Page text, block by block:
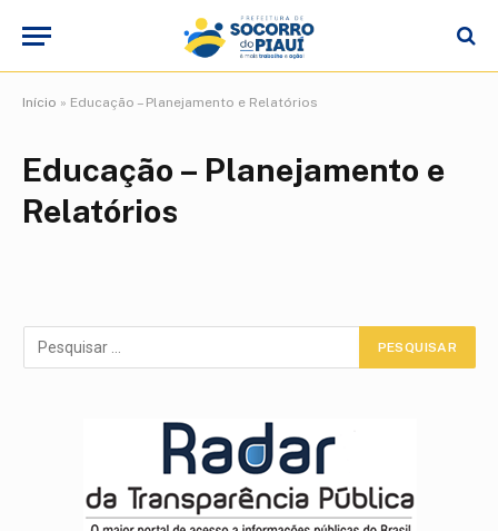
Início » Educação – Planejamento e Relatórios
Educação – Planejamento e
Relatórios